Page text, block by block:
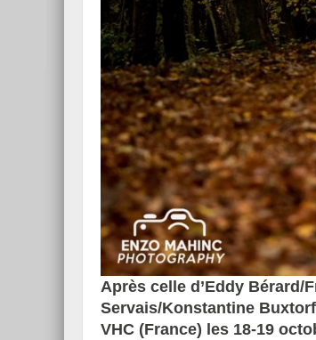
Après celle d’Eddy Bérard/
Servais/Konstantine
VHC (France) les 18-19
Essai –